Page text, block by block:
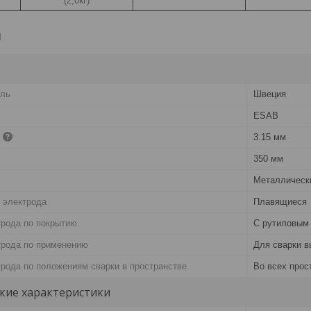
Швеция
ESAB
3.15 мм
350 мм
Плавящиеся
по покрытию С рутиловым
по применению Для сварки
по положениям сварки в пространстве Во всех
характеристики